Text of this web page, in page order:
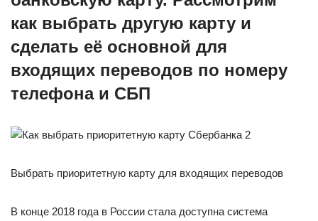
как выбрать другую карту и
сделать её основной для
входящих переводов по номеру
телефона и СБП
Выбрать приоритетную карту для входящих переводов
В конце 2018 года в России стала доступна система